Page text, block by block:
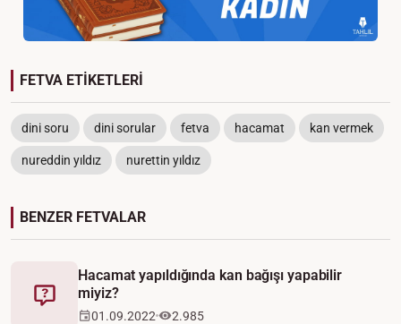
FETVA ETİKETLERİ
dini soru dini sorular fetva hacamat kan vermek
nureddin yıldız nurettin yıldız
BENZER FETVALAR
Fetva
Hacamat yapıldığında kan bağışı yapabilir
miyiz?
01.09.2022 2.985